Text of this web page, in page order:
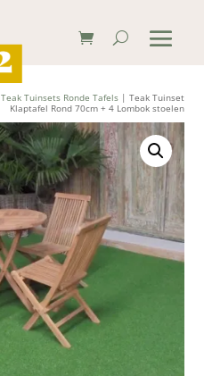
Teak Tuinsets Ronde Tafels| Teak Tuinset
Klaptafel Rond 70cm + 4 Lombok stoelen